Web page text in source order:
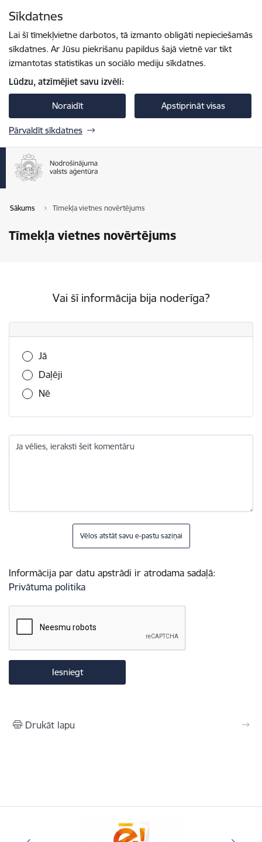
Sīkdatnes
Lai šī tīmekļvietne darbotos, tā izmanto obligāti nepieciešamās
sīkdatnes. Ar Jūsu piekrišanu papildus šajā vietnē var tikt
izmantotas statistikas un sociālo mediju sīkdatnes.
Lūdzu, atzīmējiet savu izvēli:
Noraidīt Apstiprināt visas
Pārvaldīt sīkdatnes
Sākums Tīmekļa vietnes novērtējums
Tīmekļa vietnes novērtējums
Vai šī informācija bija noderīga?
Vai šī informācija bija noderīga?
Jā
Daļēji
Nē
Ja vēlies, ieraksti šeit komentāru
Vēlos atstāt savu e-pastu saziņai
Informācija par datu apstrādi ir atrodama sadaļā:
Privātuma politika
Drukāt lapu